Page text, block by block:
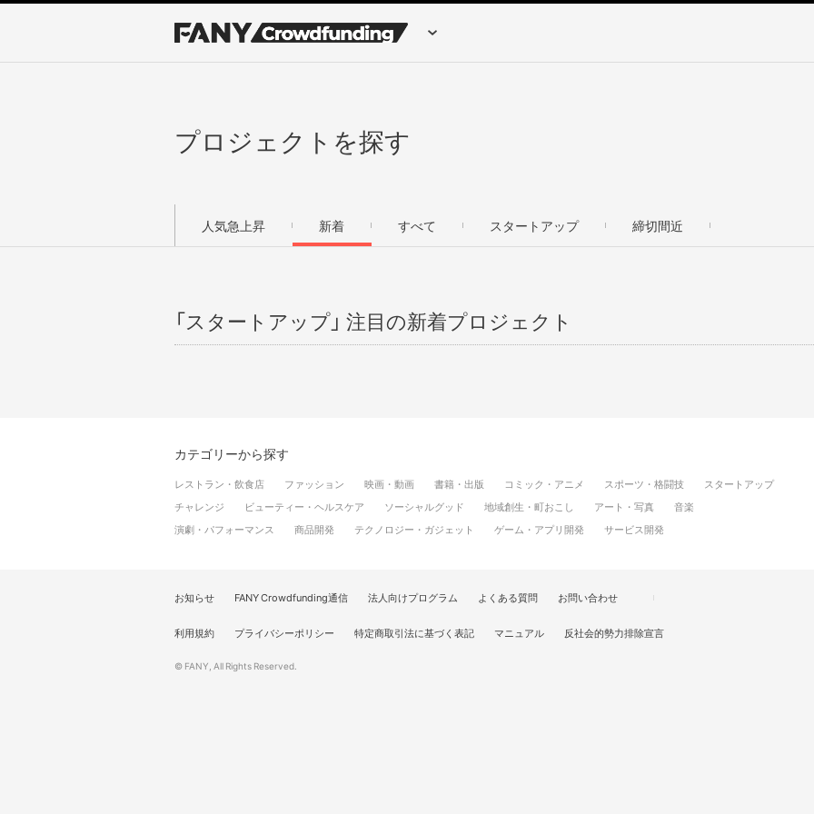
プロジェクトを探す
人気急上昇 新着 すべて スタートアップ 締切間近
「スタートアップ」 注目の新着プロジェクト
カテゴリーから探す
レストラン・飲食店 ファッション 映画・動画 書籍・出版 コミック・アニメ スポーツ・格闘技
スタートアップ
チャレンジ
ビューティー・ヘルスケア ソーシャルグッド 地域創生・町おこし アート・写真
音楽
演劇・パフォーマンス
商品開発 テクノロジー・ガジェット ゲーム・アプリ開発 サービス開発
お知らせ FANY Crowdfunding通信 法人向けプログラム よくある質問 お問い合わせ
利用規約 プライバシーポリシー 特定商取引法に基づく表記 マニュアル 反社会的勢力排除宣言
© FANY, All Rights Reserved.